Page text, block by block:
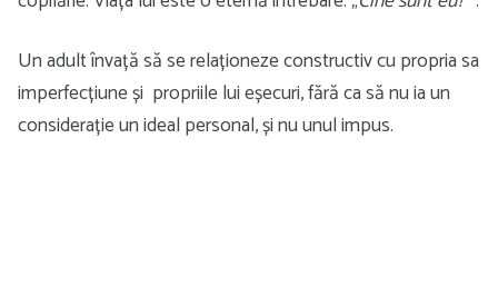
Un adult învață să se relaționeze constructiv cu propria sa
imperfecțiune și propriile lui eșecuri, fără ca să nu ia un
considerație un ideal personal, și nu unul impus.